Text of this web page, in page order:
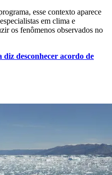
esse contexto aparece
em clima e
os fenômenos observados no
desconhecer acordo de